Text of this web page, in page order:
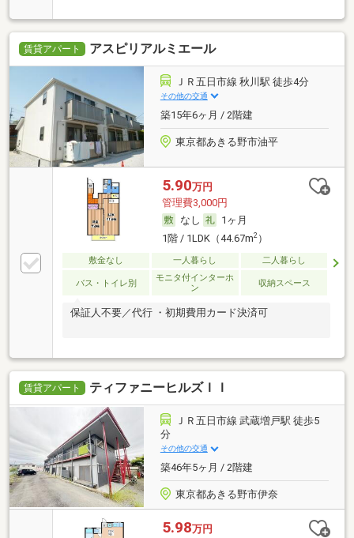
賃貸アパート アスピリアルミエール
ＪＲ五日市線 秋川駅 徒歩4分
その他の交通
築15年6ヶ月 / 2階建
東京都あきる野市油平
5.90万円
管理費3,000円
なし
1ヶ月
1階 / 1LDK（44.67m2）
敷金なし 一人暮らし 二人暮らし
バス・トイレ別
モニタ付インターホ
ン
収納スペース
保証人不要／代行 ・初期費用カード決済可
賃貸アパート ティファニーヒルズＩＩ
ＪＲ五日市線 武蔵増戸駅 徒歩5
分
その他の交通
築46年5ヶ月 / 2階建
東京都あきる野市伊奈
5.98万円